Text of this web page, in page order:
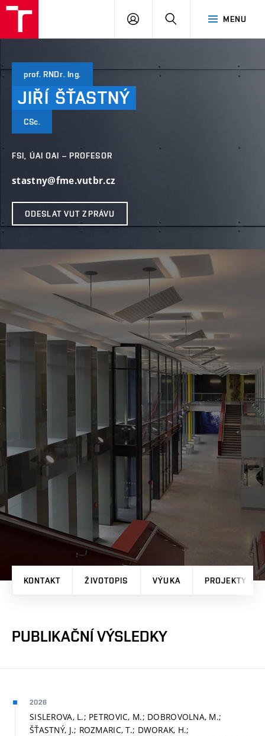
MENU
PŘIHLÁSIT
prof. RNDr. Ing.
JIŘÍ ŠŤASTNÝ
CSc.
FSI, ÚAI OAI – PROFESOR
stastny@fme.vutbr.cz
ODESLAT VUT ZPRÁVU
KONTAKT ŽIVOTOPIS VÝUKA PROJEKTY
PUBLIKAČNÍ VÝSLEDKY
2026
SISLEROVA, L.; PETROVIC, M.; DOBROVOLNA, M.;
ŠŤASTNÝ, J.; ROZMARIC, T.; DWORAK, H.;